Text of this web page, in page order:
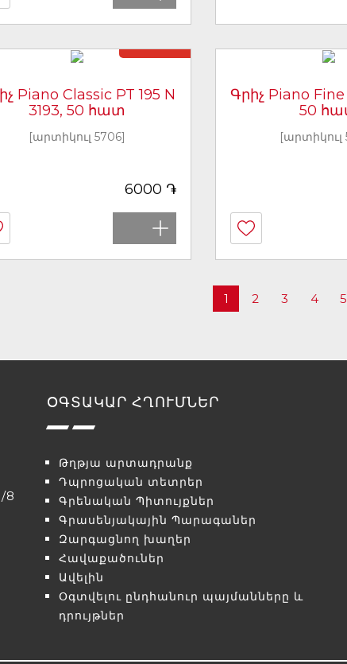
Piano Classic PT 195 N
3193, 50 հատ
[արտիկուլ 5706]
6000 ֏
Գրիչ Piano Fine
50
[արտիկուլ
1 2 3 4 5
8
ՕԳՏԱԿԱՐ ՀՂՈՒՄՆԵՐ
Թղթյա արտադրանք
Դպրոցական տետրեր
Գրենական Պիտույքներ
Գրասենյակային Պարագաներ
Զարգացնող խաղեր
Հավաքածուներ
Ավելին
Օգտվելու ընդհանուր պայմանները և
դրույթներ